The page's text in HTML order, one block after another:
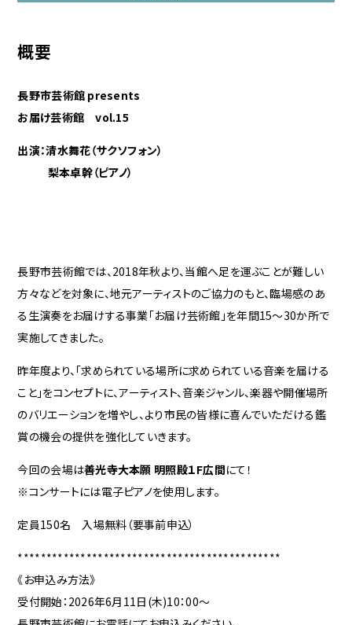
概要
長野市芸術館 presents
お届け芸術館 vol.15
出演：清水舞花（サクソフォン）
梨本卓幹（ピアノ）
長野市芸術館では、2018年秋より、当館へ足を運ぶことが難しい
方々などを対象に、地元アーティストのご協力のもと、臨場感のあ
る生演奏をお届けする事業「お届け芸術館」を年間15～30か所で
実施してきました。
昨年度より、「求められている場所に求められている音楽を届ける
こと」をコンセプトに、アーティスト、音楽ジャンル、楽器や開催場所
のバリエーションを増やし、より市民の皆様に喜んでいただける鑑
賞の機会の提供を強化していきます。
今回の会場は善光寺大本願 明照殿１F広間にて！
※コンサートには電子ピアノを使用します。
定員150名 入場無料（要事前申込）
**********************************************
《お申込み方法》
受付開始：2026年6月11日(木)10：00～